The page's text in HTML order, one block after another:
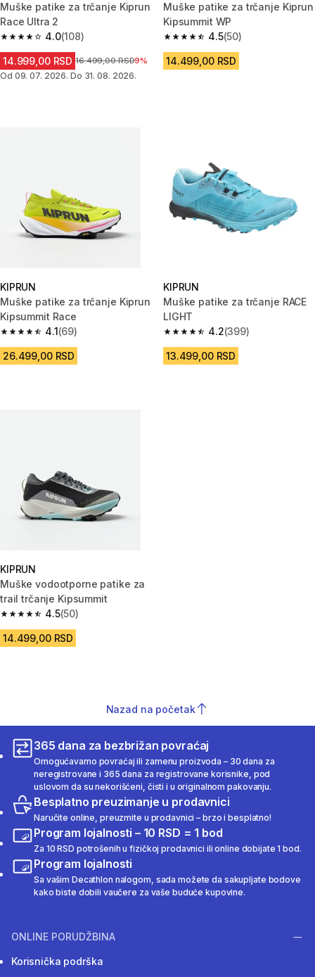
Muške patike za trčanje Kiprun
Race Ultra 2
4.0
4.0 od 5 zvezdica from 108 Recenzije
(108)
14.999,00 RSD Cena pre sniženja
16.499,00 RSD9%
Od 09. 07. 2026. Do 31. 08. 2026.
Muške patike za trčanje Kiprun
Kipsummit WP
4.5
4.5 od 5 zvezdica from 50
(50)
14.499,00 RSD
KIPRUN
Muške patike za trčanje Kiprun
Kipsummit Race
4.1
4.1 od 5 zvezdica from 69 Recenzije
(69)
26.499,00 RSD
KIPRUN
Muške patike za trčanje RACE
LIGHT
4.2
4.2 od 5 zvezdica from 399
(399)
13.499,00 RSD
KIPRUN
Muške vodootporne patike za
trail trčanje Kipsummit
4.5
4.5 od 5 zvezdica from 50 Recenzije
(50)
14.499,00 RSD
Nazad na početak
365 dana za bezbrižan povraćaj
Omogućavamo povraćaj ili zamenu proizvoda – 30 dana za
neregistrovane i 365 dana za registrovane korisnike, pod
uslovom da su nekorišćeni, čisti i u originalnom pakovanju.
Besplatno preuzimanje u prodavnici
Naručite online, preuzmite u prodavnici – brzo i besplatno!
Program lojalnosti – 10 RSD = 1 bod
Za 10 RSD potrošenih u fizičkoj prodavnici ili online dobijate 1 bod.
Program lojalnosti
Sa vašim Decathlon nalogom, sada možete da sakupljate bodove
kako biste dobili vaučere za vaše buduće kupovine.
ONLINE PORUDŽBINA
Korisnička podrška